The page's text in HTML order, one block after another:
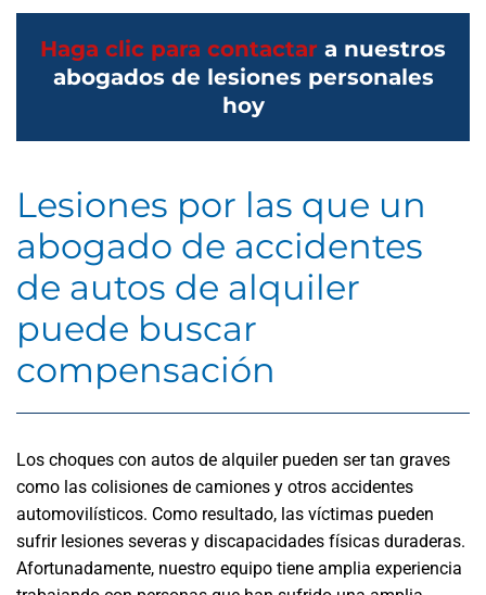
Haga clic para contactar a nuestros
abogados de lesiones personales
hoy
Lesiones por las que un
abogado de accidentes
de autos de alquiler
puede buscar
compensación
Los choques con autos de alquiler pueden ser tan graves
como las colisiones de camiones y otros accidentes
automovilísticos. Como resultado, las víctimas pueden
sufrir lesiones severas y discapacidades físicas duraderas.
Afortunadamente, nuestro equipo tiene amplia experiencia